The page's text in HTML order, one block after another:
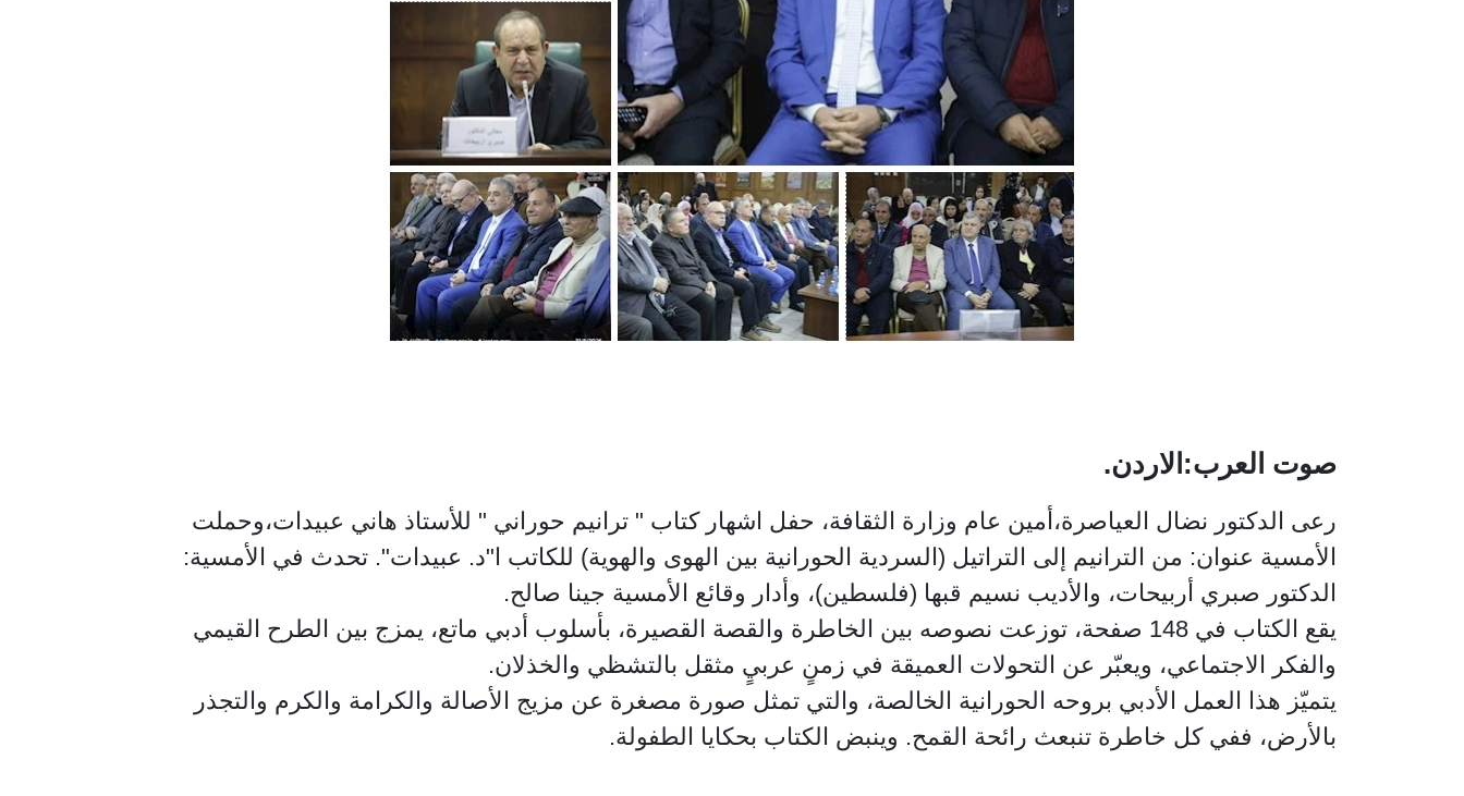
صوت العرب:الاردن.
رعى الدكتور نضال العياصرة،أمين عام وزارة الثقافة، حفل اشهار كتاب " ترانيم حوراني " للأستاذ هاني عبيدات،وحملت
الأمسية عنوان: من الترانيم إلى التراتيل (السردية الحورانية بين الهوى والهوية) للكاتب ا"د. عبيدات". تحدث في الأمسية:
الدكتور صبري أربيحات، والأديب نسيم قبها (فلسطين)، وأدار وقائع الأمسية جينا صالح.
يقع الكتاب في 148 صفحة، توزعت نصوصه بين الخاطرة والقصة القصيرة، بأسلوب أدبي ماتع، يمزج بين الطرح القيمي
والفكر الاجتماعي، ويعبّر عن التحولات العميقة في زمنٍ عربيٍ مثقل بالتشظي والخذلان.
يتميّز هذا العمل الأدبي بروحه الحورانية الخالصة، والتي تمثل صورة مصغرة عن مزيج الأصالة والكرامة والكرم والتجذر
بالأرض، ففي كل خاطرة تنبعث رائحة القمح. وينبض الكتاب بحكايا الطفولة.